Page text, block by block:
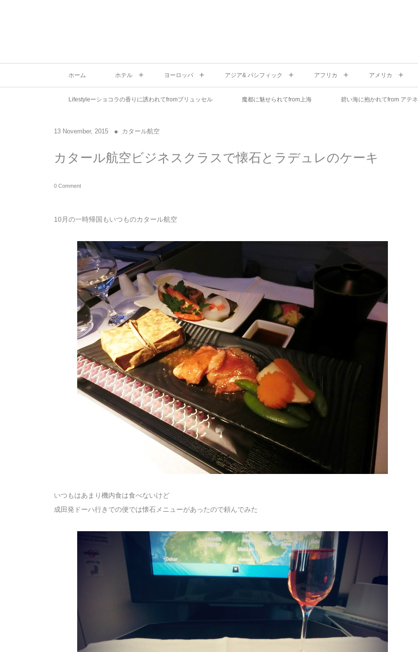
ホーム ホテル ヨーロッパ アジア& パシフィック アフリカ アメリカ
Lifestyleーショコラの香りに誘われてfromブリュッセル 魔都に魅せられてfrom上海 碧い海に抱かれてfrom アテネ
13 November, 2015 カタール航空
カタール航空ビジネスクラスで懐石とラデュレのケーキ
0 Comment
10月の一時帰国もいつものカタール航空
いつもはあまり機内食は食べないけど
成田発ドーハ行きでの便では懐石メニューがあったので頼んでみた